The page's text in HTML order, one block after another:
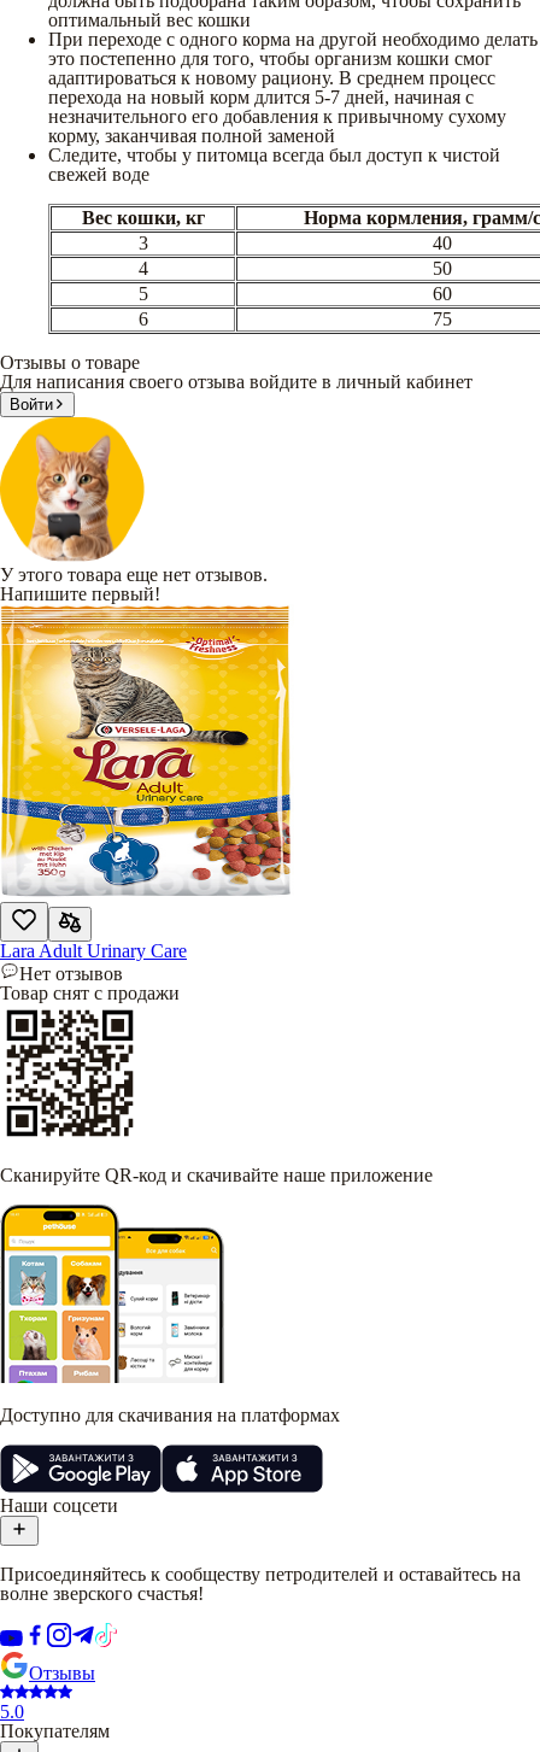
оптимальный вес кошки
При переходе с одного корма на другой необходимо делать
это постепенно для того, чтобы организм кошки смог
адаптироваться к новому рациону. В среднем процесс
перехода на новый корм длится 5-7 дней, начиная с
незначительного его добавления к привычному сухому
корму, заканчивая полной заменой
Следите, чтобы у питомца всегда был доступ к чистой
свежей воде
Вес кошки, кг
Норма кормления, грамм/
3
40
4
50
5
60
6
75
Отзывы о товаре
Для написания своего отзыва войдите в личный кабинет
Войти
У этого товара еще нет отзывов.
Напишите первый!
Lara Adult Urinary Care
Нет отзывов
Товар снят с продажи
Сканируйте QR-код и скачивайте наше приложение
Доступно для скачивания на платформах
Наши соцсети
Присоединяйтесь к сообществу петродителей и оставайтесь на
волне зверского счастья!
Отзывы
5.0
Покупателям